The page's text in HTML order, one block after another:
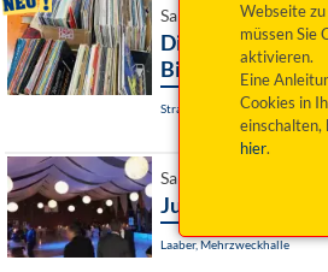
Webseite
müssen Sie
aktivieren.
Eine
Cookies in
einschalten,
hier.
Sa 17. Oktober 2026
Diskoabend mit
Biersack
Straubing, Burgtheater
Sa 17. Oktober 2026
Jubiläumsball
Laaber, Mehrzweckhalle